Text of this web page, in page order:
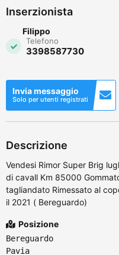
Inserzionista
Filippo
Telefono
3398587730
Invia messaggio
Solo per utenti registrati
Descrizione
Vendesi Rimor Super Brig
di cavall Km 85000
tagliandato Rimessato al
il 2021 ( Bereguardo)
Posizione
Bereguardo
Pavia